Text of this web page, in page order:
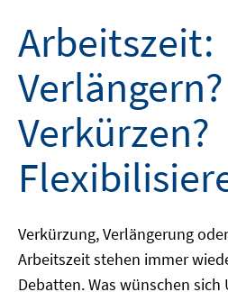
Arbeitszeit:
Verlängern?
Verkürzen?
Verkürzung, Verlängerung
Arbeitszeit stehen immer
Debatten. Was wünschen